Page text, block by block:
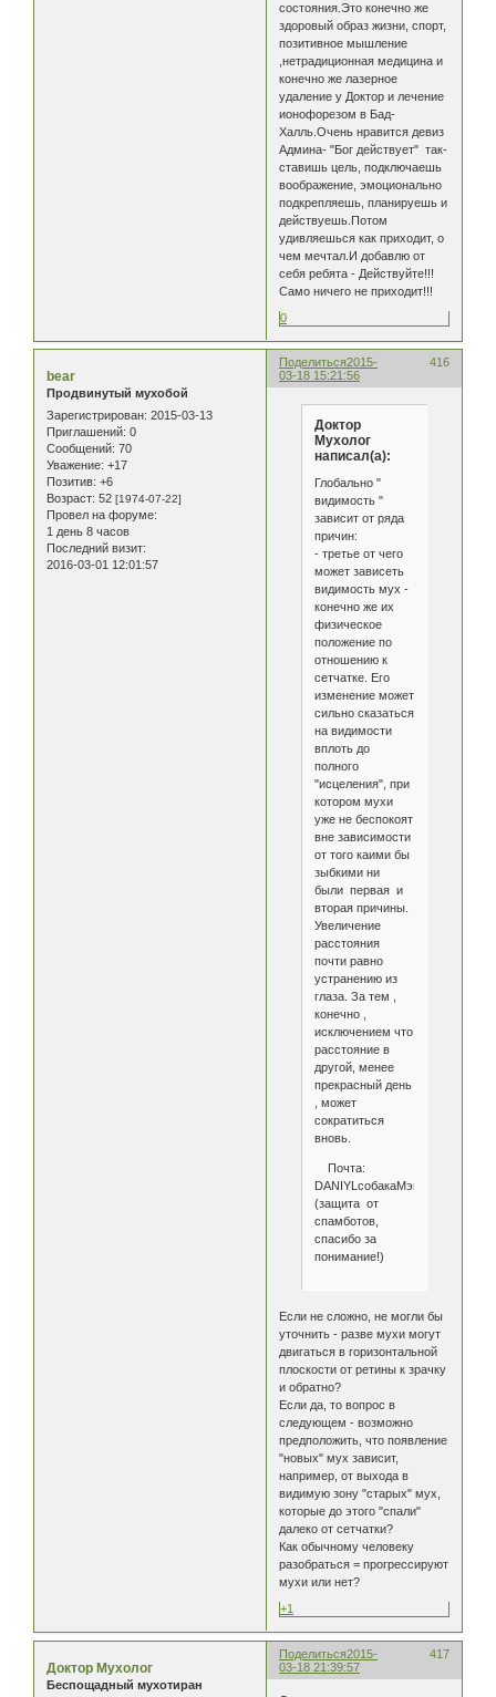
состояния.Это конечно же
здоровый образ жизни, спорт,
позитивное мышление
,нетрадиционная медицина и
конечно же лазерное
удаление у Доктор и лечение
ионофорезом в Бад-
Халль.Очень нравится девиз
Админа- "Бог действует" так-
ставишь цель, подключаешь
воображение, эмоционально
подкрепляешь, планируешь и
действуешь.Потом
удивляешься как приходит, о
чем мечтал.И добавлю от
себя ребята - Действуйте!!!
Само ничего не приходит!!!
0
Поделиться 416
2015-
03-18 15:21:56
bear
Продвинутый мухобой
Зарегистрирован: 2015-03-13
Приглашений: 0
Сообщений: 70
Уважение: +17
Позитив: +6
Возраст: 52 [1974-07-22]
Провел на форуме:
1 день 8 часов
Последний визит:
2016-03-01 12:01:57
Доктор
Мухолог
написал(а):
Глобально "
видимость "
зависит от ряда
причин:
- третье от чего
может зависеть
видимость мух -
конечно же их
физическое
положение по
отношению к
сетчатке. Его
изменение может
сильно сказаться
на видимости
вплоть до
полного
"исцеления", при
котором мухи
уже не беспокоят
вне зависимости
от того каими бы
зыбкими ни
были первая и
вторая причины.
Увеличение
расстояния
почти равно
устранению из
глаза. За тем ,
конечно ,
исключением что
расстояние в
другой, менее
прекрасный день
, может
сократиться
вновь.
Почта:
DANIYLсобакаМэйлТочкаРу
(защита от
спамботов,
спасибо за
понимание!)
Если не сложно, не могли бы
уточнить - разве мухи могут
двигаться в горизонтальной
плоскости от ретины к зрачку
и обратно?
Если да, то вопрос в
следующем - возможно
предположить, что появление
"новых" мух зависит,
например, от выхода в
видимую зону "старых" мух,
которые до этого "спали"
далеко от сетчатки?
Как обычному человеку
разобраться = прогрессируют
мухи или нет?
+1
Поделиться 417
2015-
03-18 21:39:57
Доктор Мухолог
Беспощадный мухотиран